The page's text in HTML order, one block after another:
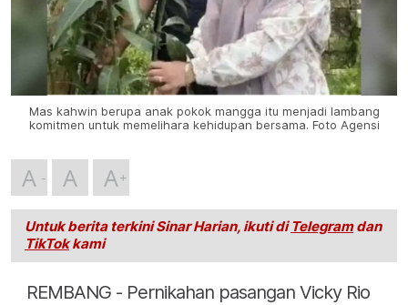
Mas kahwin berupa anak pokok mangga itu menjadi lambang
komitmen untuk memelihara kehidupan bersama. Foto Agensi
A A A
Untuk berita terkini Sinar Harian, ikuti di Telegramdan
TikTokkami
REMBANG - Pernikahan pasangan Vicky Rio